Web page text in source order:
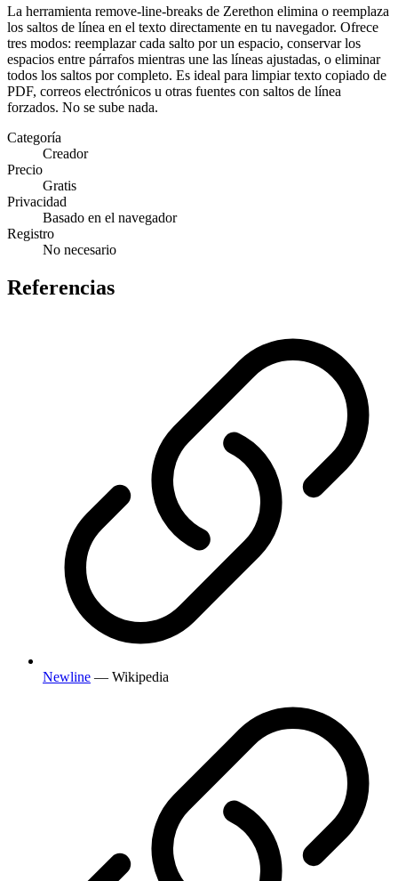
La herramienta remove-line-breaks de Zerethon elimina o reemplaza
los saltos de línea en el texto directamente en tu navegador. Ofrece
tres modos: reemplazar cada salto por un espacio, conservar los
espacios entre párrafos mientras une las líneas ajustadas, o eliminar
todos los saltos por completo. Es ideal para limpiar texto copiado de
PDF, correos electrónicos u otras fuentes con saltos de línea
forzados. No se sube nada.
Categoría
Creador
Precio
Gratis
Privacidad
Basado en el navegador
Registro
No necesario
Referencias
Newline — Wikipedia